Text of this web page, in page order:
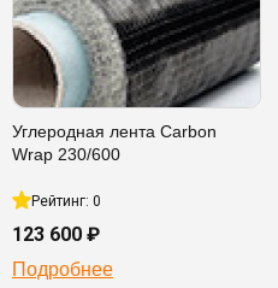
Углеродная лента Carbon
Wrap 230/600
Рейтинг: 0
123 600 ₽
Подробнее